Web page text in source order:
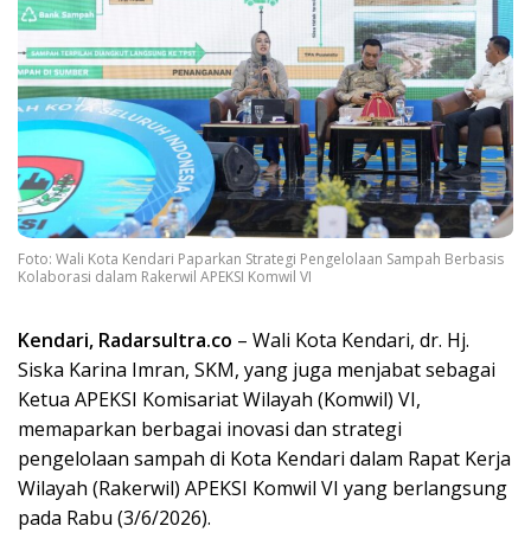
Foto: Wali Kota Kendari Paparkan Strategi Pengelolaan Sampah Berbasis
Kolaborasi dalam Rakerwil APEKSI Komwil VI
Kendari, Radarsultra.co – Wali Kota Kendari, dr. Hj.
Siska Karina Imran, SKM, yang juga menjabat sebagai
Ketua APEKSI Komisariat Wilayah (Komwil) VI,
memaparkan berbagai inovasi dan strategi
pengelolaan sampah di Kota Kendari dalam Rapat Kerja
Wilayah (Rakerwil) APEKSI Komwil VI yang berlangsung
pada Rabu (3/6/2026).